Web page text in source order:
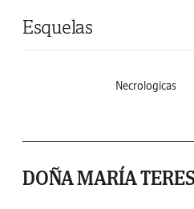
Esquelas
Necrologicas
DOÑA MARÍA